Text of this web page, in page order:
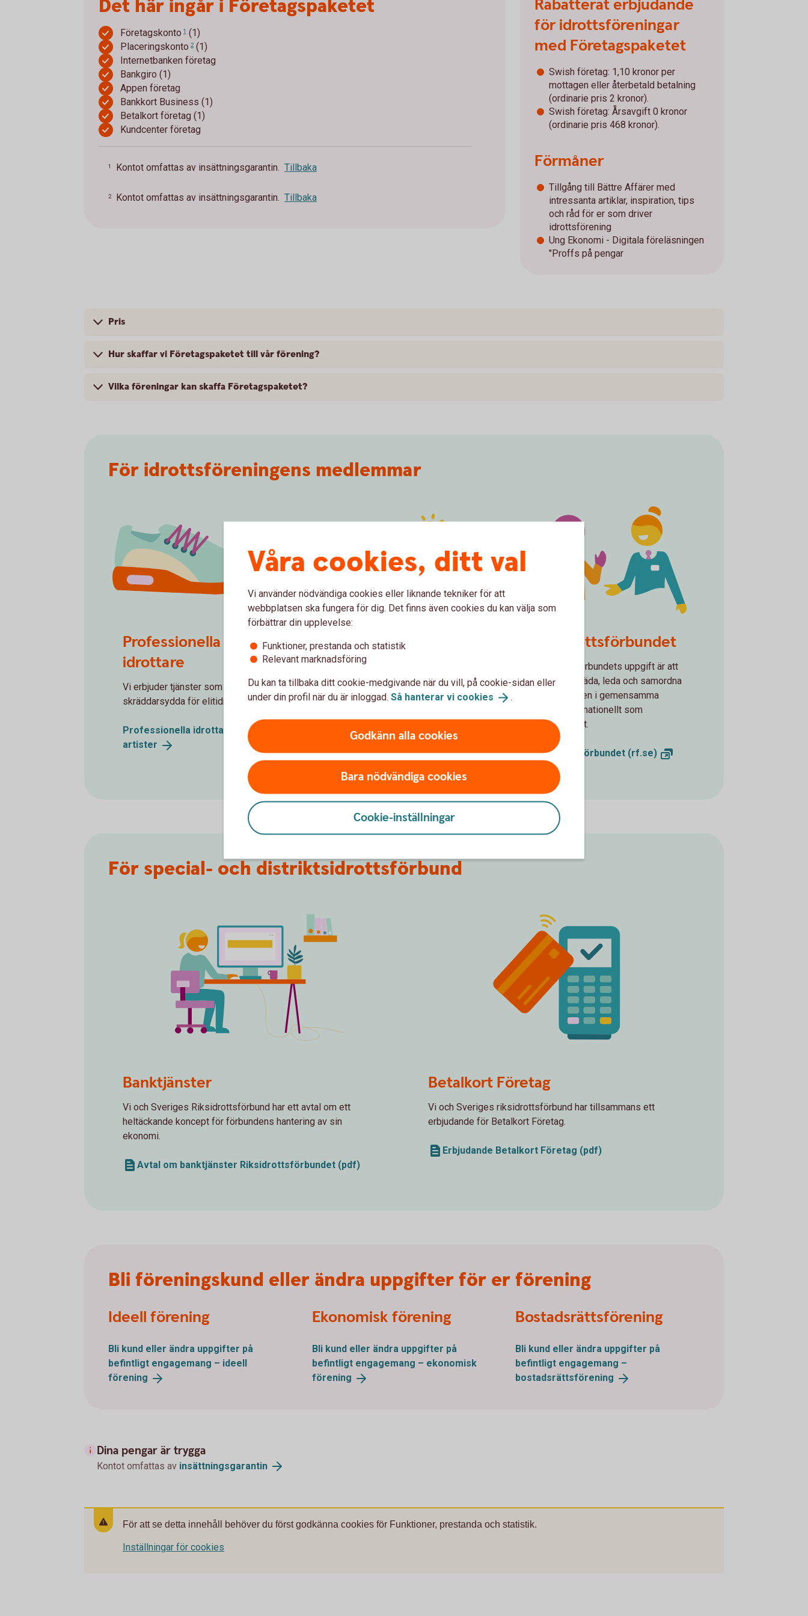
Det här ingår i Företagspaketet
Företagskonto 1 (1)
Placeringskonto 2(1)
Internetbanken företag
Bankgiro (1)
Appen företag
Bankkort Business (1)
Betalkort företag (1)
Kundcenter företag
1 Kontot omfattas av insättningsgarantin. Tillbaka
2 Kontot omfattas av insättningsgarantin. Tillbaka
Rabatterat erbjudande
för idrottsföreningar
med Företagspaketet
Swish företag: 1,10 kronor per
mottagen eller återbetald betalning
(ordinarie pris 2 kronor).
Swish företag: Årsavgift 0 kronor
(ordinarie pris 468 kronor).
Förmåner
Tillgång till Bättre Affärer med
intressanta artiklar, inspiration, tips
och råd för er som driver
idrottsförening
Ung Ekonomi - Digitala föreläsningen
"Proffs på pengar
Pris
Hur skaffar vi Företagspaketet till vår förening?
Vilka föreningar kan skaffa Företagspaketet?
För idrottsföreningens medlemmar
Professionella
idrottare
Vi erbjuder tjänster som är
skräddarsydda för elitidrottare.
Professionella idrottare och
artister
spot plants growing
Sponsring
Med vår sponsring vill vi aktivt vara
med och skapa ett samhälle som är
ekonomiskt sunt och hållbart. Våra
Vårsponsorstrategi
Riksidrottsförbundet
Riksidrottsförbundets uppgift är att
stödja, företräda, leda och samordna
idrottsrörelsen i gemensamma
frågor, såväl nationellt som
internationellt.
Riksidrottsförbundet (rf.se)
För special- och distriktsidrottsförbund
Banktjänster
Vi och Sveriges Riksidrottsförbund har ett avtal om ett
heltäckande koncept för förbundens hantering av sin
ekonomi.
Avtal om banktjänster Riksidrottsförbundet (pdf)
Betalkort Företag
Vi och Sveriges riksidrottsförbund har tillsammans ett
erbjudande för Betalkort Företag.
Erbjudande Betalkort Företag (pdf)
Bli föreningskund eller ändra uppgifter för er förening
Ideell förening
Bli kund eller ändra uppgifter på
befintligt engagemang – ideell
förening
Ekonomisk förening
Bli kund eller ändra uppgifter på
befintligt engagemang – ekonomisk
förening
Bostadsrättsförening
Bli kund eller ändra uppgifter på
befintligt engagemang –
bostadsrättsförening
Dina pengar är trygga
Kontot omfattas av insättningsgarantin
För att se detta innehåll behöver du först godkänna cookies för Funktioner, prestanda och statistik.
Inställningar för cookies
Våra cookies, ditt val
Vi använder nödvändiga cookies eller liknande tekniker för att
webbplatsen ska fungera för dig. Det finns även cookies du kan välja som
förbättrar din upplevelse:
Funktioner, prestanda och statistik
Relevant marknadsföring
Du kan ta tillbaka ditt cookie-medgivande när du vill, på cookie-sidan eller
under din profil när du är inloggad. Så hanterar vi cookies .
Godkänn alla cookies
Bara nödvändiga cookies
Cookie-inställningar